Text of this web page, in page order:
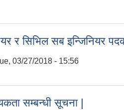
र सिभिल सब इन्जिनियर
03/27/2018 - 15:56
सम्बन्धी सूचना |